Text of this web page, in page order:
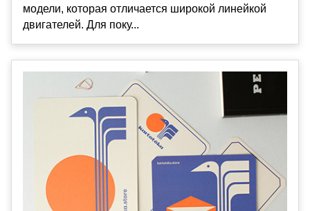
модели, которая отличается широкой линейкой
двигателей. Для поку...